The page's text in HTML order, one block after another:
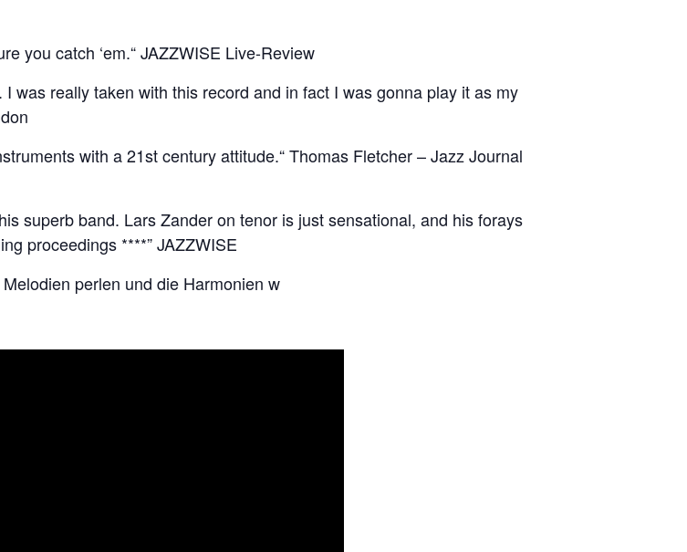
you catch ‘em.“ JAZZWISE Live-Review
was really taken with this record and in fact I was gonna play it as my
with a 21st century attitude.“ Thomas Fletcher – Jazz Journal
superb band. Lars Zander on tenor is just sensational, and his forays
proceedings ****” JAZZWISE
perlen und die Harmonien w